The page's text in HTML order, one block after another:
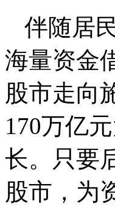
伴随居
海量资金
股市走向
170万亿
长。只要
股市，为